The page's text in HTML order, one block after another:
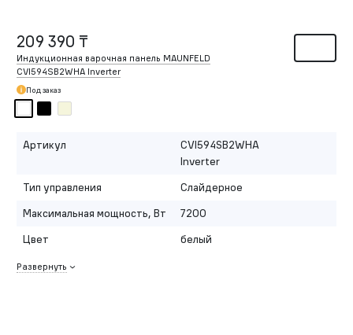
209 390 ₸
Индукционная варочная панель MAUNFELD
CVI594SB2WHA Inverter
Под заказ
Артикул
CVI594SB2WHA
Inverter
Тип управления
Слайдерное
Максимальная мощность, Вт
7200
Цвет
белый
Развернуть